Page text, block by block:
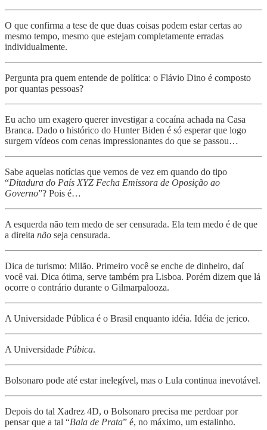
O que confirma a tese de que duas coisas podem estar certas ao
mesmo tempo, mesmo que estejam completamente erradas
individualmente.
Pergunta pra quem entende de política: o Flávio Dino é composto
por quantas pessoas?
Eu acho um exagero querer investigar a cocaína achada na Casa
Branca. Dado o histórico do Hunter Biden é só esperar que logo
surgem vídeos com cenas impressionantes do que se passou…
Sabe aquelas notícias que vemos de vez em quando do tipo
“Ditadura do País XYZ Fecha Emissora de Oposição ao
Governo”? Pois é…
A esquerda não tem medo de ser censurada. Ela tem medo é de que
a direita não seja censurada.
Dica de turismo: Milão. Primeiro você se enche de dinheiro, daí
você vai. Dica ótima, serve também pra Lisboa. Porém dizem que lá
ocorre o contrário durante o Gilmarpalooza.
A Universidade Pública é o Brasil enquanto idéia. Idéia de jerico.
A Universidade Púbica.
Bolsonaro pode até estar inelegível, mas o Lula continua inevotável.
Depois do tal Xadrez 4D, o Bolsonaro precisa me perdoar por
pensar que a tal “Bala de Prata” é, no máximo, um estalinho.